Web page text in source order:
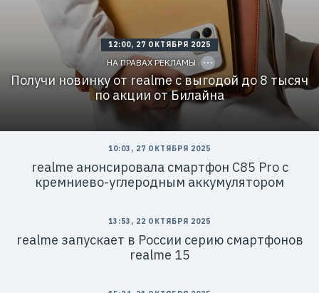
12:00, 27 ОКТЯБРЯ 2025
НА ПРАВАХ РЕКЛАМЫ
E
r
=
2
V
f
U
q
C
O
Y
I
D
Получи новинку от realme с выгодой до 8 тысяч
по акции от Билайна
10:03, 27 ОКТЯБРЯ 2025
realme анонсировала смартфон C85 Pro с
кремниево-углеродным аккумулятором
13:53, 22 ОКТЯБРЯ 2025
realme запускает в России серию смартфонов
realme 15